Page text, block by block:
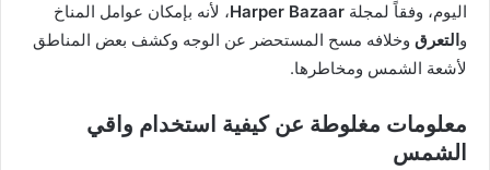
اليوم، وفقاً لمجلة
، لأنه بإمكان عوامل المناخ
و التعرق وخلافه مسح المستحضر عن الوجه وكشف بعض المناطق
لأشعة الشمس ومخاطرها.
معلومات مغلوطة عن كيفية استخدام واقي
الشمس